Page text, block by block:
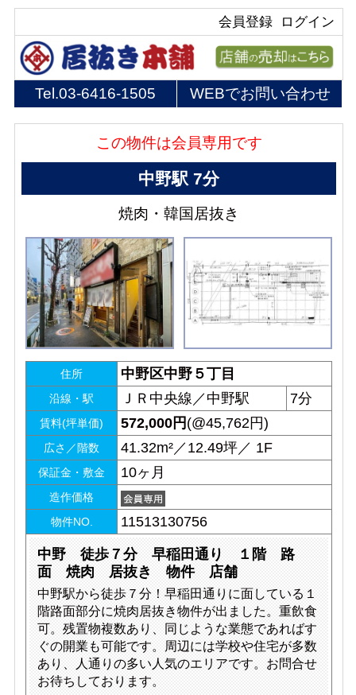
ログイン
会員登録
Tel.03-6416-1505 WEBでお問い合わせ
この物件は会員専用です
中野駅 7分
焼肉・韓国居抜き
住所 中野区中野５丁目
沿線・駅 ＪＲ中央線／中野駅 7分
賃料(坪単価) 572,000円 (@45,762円)
広さ／階数 41.32m²／12.49坪／ 1F
保証金・敷金 10ヶ月
造作価格
物件NO.
11513130756
中野 徒歩７分 早稲田通り １階 路
面 焼肉 居抜き 物件 店舗
中野駅から徒歩７分！早稲田通りに面している１
階路面部分に焼肉居抜き物件が出ました。重飲食
可。残置物複数あり、同じような業態であればす
ぐの開業も可能です。周辺には学校や住宅が多数
あり、人通りの多い人気のエリアです。お問合せ
お待ちしております。